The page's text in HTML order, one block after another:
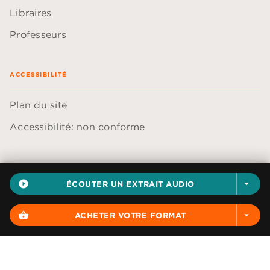
play_circle_filled ÉCOUTER UN EXTRAIT AUDIO arrow_drop_down
shopping_basket ACHETER VOTRE FORMAT arrow_drop_down
Libraires
Professeurs
ACCESSIBILITÉ
Plan du site
Accessibilité: non conforme
Données personnelles
Paramétrer vos cookies
Mentions légales